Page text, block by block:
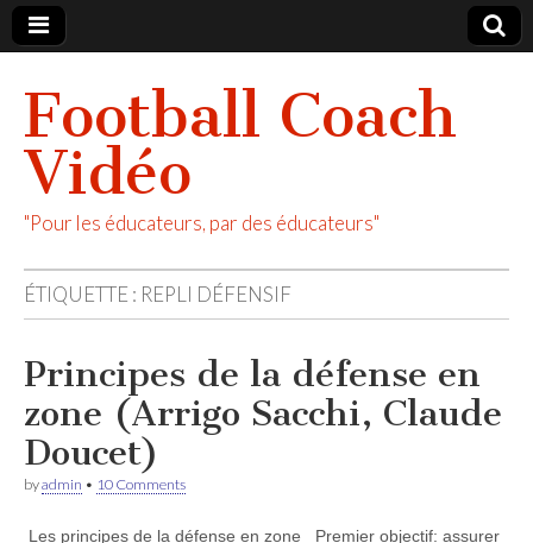
Football Coach
Vidéo
"Pour les éducateurs, par des éducateurs"
ÉTIQUETTE : REPLI DÉFENSIF
Principes de la défense en
zone (Arrigo Sacchi, Claude
Doucet)
byadmin • 10 Comments
Les principes de la défense en zone Premier objectif: assurer